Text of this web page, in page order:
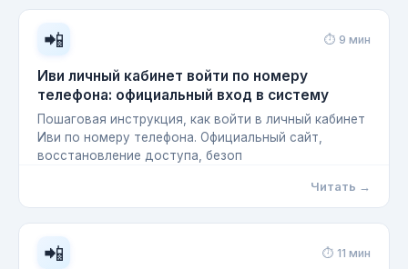
📲 ⏱ 9 мин
Иви личный кабинет войти по номеру
телефона: официальный вход в систему
Пошаговая инструкция, как войти в личный кабинет
Иви по номеру телефона. Официальный сайт,
восстановление доступа, безоп
Читать →
📲 ⏱ 11 мин